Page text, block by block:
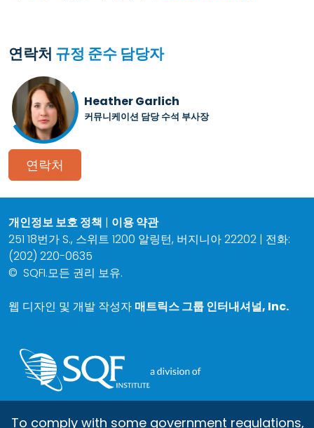
연락처 규정 준수 담당자
Heather Garlich
커뮤니케이션 담당 수석 부사장
연락처
개인정보 보호 정책 | 이용 약관
251 18번가 S., 스위트 1200 알링턴, 버지니아 22202 | 전화:
(202) 220-0635
© SQFI.모든 권리 보유.
웹 디자인 및 개발 작성자 매트릭스 그룹 인터내셔널, Inc.
To comply with some government regulations,